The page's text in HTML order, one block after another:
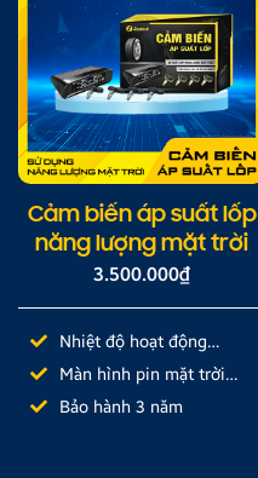
Cảm biến áp suất lốp
năng lượng mặt trời
3.500.000₫
Nhiệt độ hoạt động
-40℃- 120℃
Màn hình pin mặt trời
đặt taplo xe
Bảo hành 3 năm